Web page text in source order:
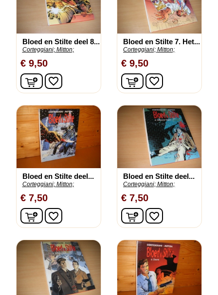
Bloed en Stilte deel 8...
Corteggiani; Mitton;
€ 9,50
In winkelwagen
favorite_border
Bloed en Stilte 7. Het...
Corteggiani; Mitton;
€ 9,50
In winkelwagen
favorite_border
Bloed en Stilte deel...
Corteggiani; Mitton;
€ 7,50
In winkelwagen
favorite_border
Bloed en Stilte deel...
Corteggiani; Mitton;
€ 7,50
In winkelwagen
favorite_border